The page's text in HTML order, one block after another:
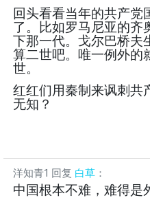
回头看看当年的共产党
了。比如罗马尼亚的齐
下那一代。戈尔巴桥夫
算二世吧。唯一例外的
世。
红红们用秦制来讽刺共
无知？
洋知青1 回复 白草 ：
中国根本不难，难得是